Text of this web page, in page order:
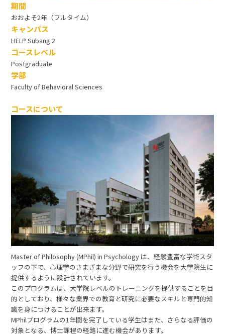
期間
おおよそ2年（フルタイム）
キャンパス
HELP Subang 2
コースレベル
Postgraduate
学部
Faculty of Behavioral Sciences
コースについて
Master of Philosophy (MPhil) in Psychology は、経験豊富な学術スタ
ッフの下で、心理学のさまざまな分野で研究を行う機会を大学院生に
提供するように設計されています。
このプログラムは、大学院レベルのトレーニングを提供することを目
的としており、様々な業界での教育と研究に必要なスキルと専門的知
識を身につけることが出来ます。
MPhilプログラムの1年間を完了している学生はまた、さらなる評価の
対象となる、博士課程の経路に進む機会があります。